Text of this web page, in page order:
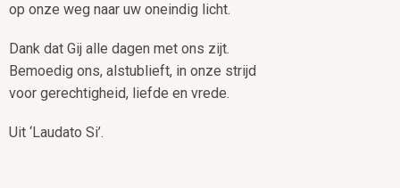
op onze weg naar uw oneindig licht.
Dank dat Gij alle dagen met ons zijt.
Bemoedig ons, alstublieft, in onze strijd
voor gerechtigheid, liefde en vrede.
Uit ‘Laudato Si’.